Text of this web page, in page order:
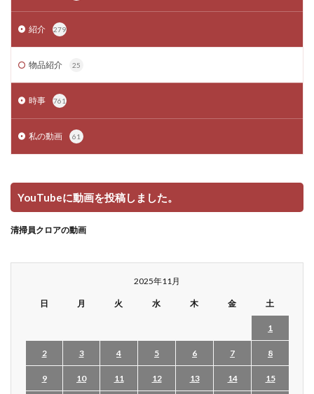
紹介 279
物品紹介 25
時事 761
私の動画 61
YouTubeに動画を投稿しました。
清掃員クロアの動画
2025年11月
日 月 火 水 木 金 土
1
2 3 4 5 6 7 8
9 10 11 12 13 14 15